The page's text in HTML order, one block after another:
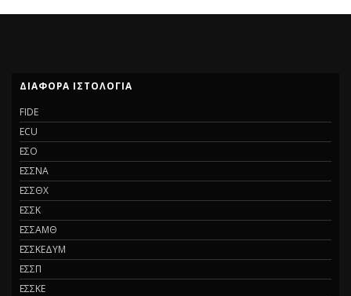
ΔΙΑΦΟΡΑ ΙΣΤΟΛΟΓΙΑ
FIDE
ECU
ΕΣΟ
ΕΣΣΝΑ
ΕΣΣΘΧ
ΕΣΣΚ
ΕΣΣΑΜΘ
ΕΣΣΚΕΔΥΜ
ΕΣΣΠ
ΕΣΣΚΕ